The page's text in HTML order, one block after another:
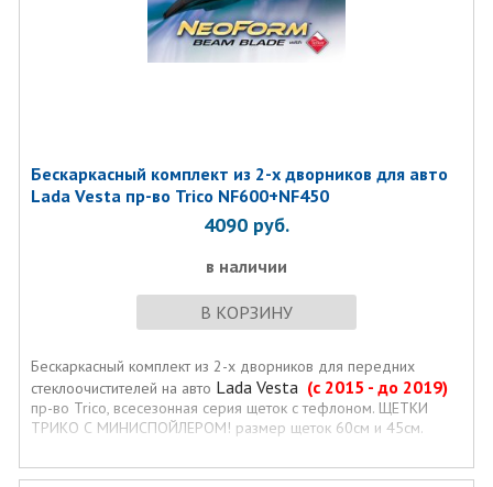
Бескаркасный комплект из 2-х дворников для авто
Lada Vesta пр-во Trico NF600+NF450
4090 руб.
в наличии
В КОРЗИНУ
Бескаркасный комплект из 2-х дворников для передних
стеклоочистителей на авто Lada Vesta (c 2015 - до 2019)
пр-во Trico, всесезонная серия щеток с тефлоном. ЩЕТКИ
ТРИКО С МИНИСПОЙЛЕРОМ! размер щеток 60см и 45см.